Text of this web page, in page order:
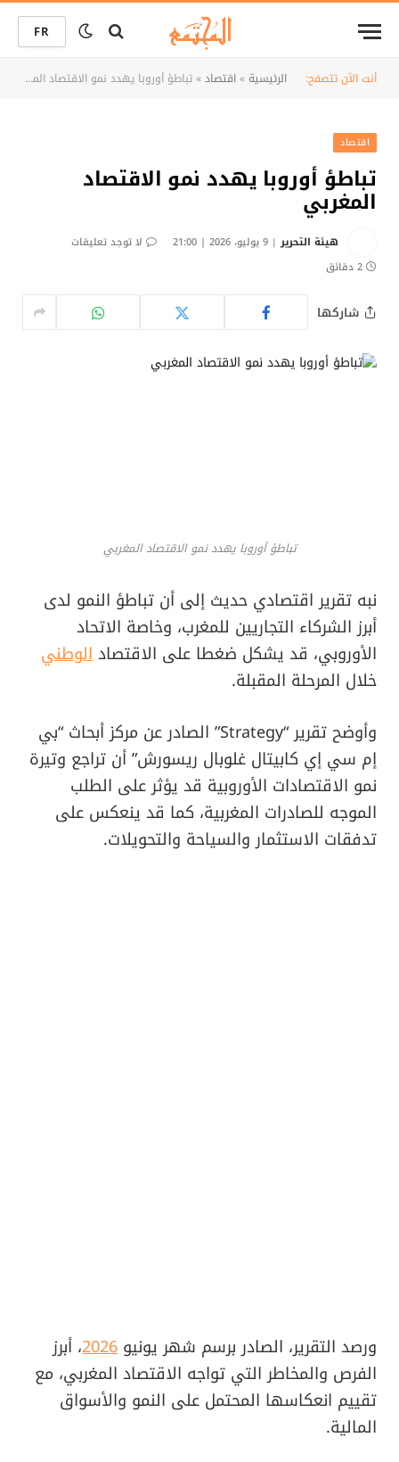
FR
أنت الآن تتصفح: الرئيسية»اقتصاد»تباطؤ أوروبا يهدد نمو الاقتصاد المغربي
اقتصاد
تباطؤ أوروبا يهدد نمو الاقتصاد
المغربي
هيئة التحرير 9 يوليو، 2026 | 21:00
لا توجد تعليقات
2 دقائق
شاركها
تباطؤ أوروبا يهدد نمو الاقتصاد المغربي
نبه تقرير اقتصادي حديث إلى أن تباطؤ النمو لدى
أبرز الشركاء التجاريين للمغرب، وخاصة الاتحاد
الأوروبي، قد يشكل ضغطا على الاقتصادالوطني
خلال المرحلة المقبلة.
وأوضح تقرير “Strategy” الصادر عن مركز أبحاث “بي
إم سي إي كابيتال غلوبال ريسورش” أن تراجع وتيرة
نمو الاقتصادات الأوروبية قد يؤثر على الطلب
الموجه للصادرات المغربية، كما قد ينعكس على
تدفقات الاستثمار والسياحة والتحويلات.
ورصد التقرير، الصادر برسم شهر يونيو 2026، أبرز
الفرص والمخاطر التي تواجه الاقتصاد المغربي، مع
تقييم انعكاسها المحتمل على النمو والأسواق
المالية.